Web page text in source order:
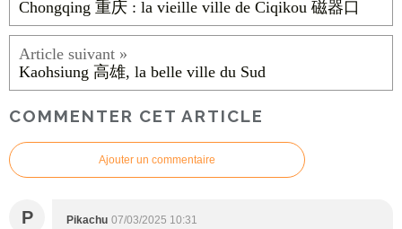
Chongqing 重庆 : la vieille ville de Ciqikou 磁器口
Kaohsiung 高雄, la belle ville du Sud
COMMENTER CET ARTICLE
Ajouter un commentaire
P Pikachu 07/03/2025 10:31